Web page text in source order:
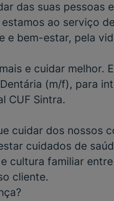
das suas pessoas
ao serviço
e bem-estar, pela
e cuidar melhor.
(m/f), para
CUF Sintra.
cuidar dos nossos
cuidados de
cultura familiar
cliente.